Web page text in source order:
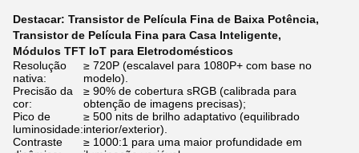
Destacar: Transistor de Película Fina de Baixa Potência,
Transistor de Película Fina para Casa Inteligente,
Módulos TFT IoT para Eletrodomésticos
Resolução
nativa:
≥ 720P (escalavel para 1080P+ com base no
modelo).
Precisão da
cor:
≥ 90% de cobertura sRGB (calibrada para
obtenção de imagens precisas);
Pico de
luminosidade:
≥ 500 nits de brilho adaptativo (equilibrado
interior/exterior).
Contraste
≥ 1000:1 para uma maior profundidade em